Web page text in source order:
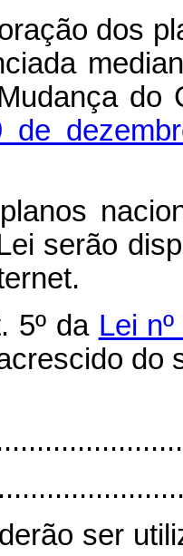
dos
de
serão
5º da Lei
do
ser